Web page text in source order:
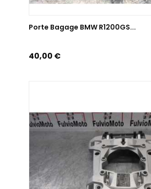
Porte Bagage BMW R1200GS...
Prix
40,00 €